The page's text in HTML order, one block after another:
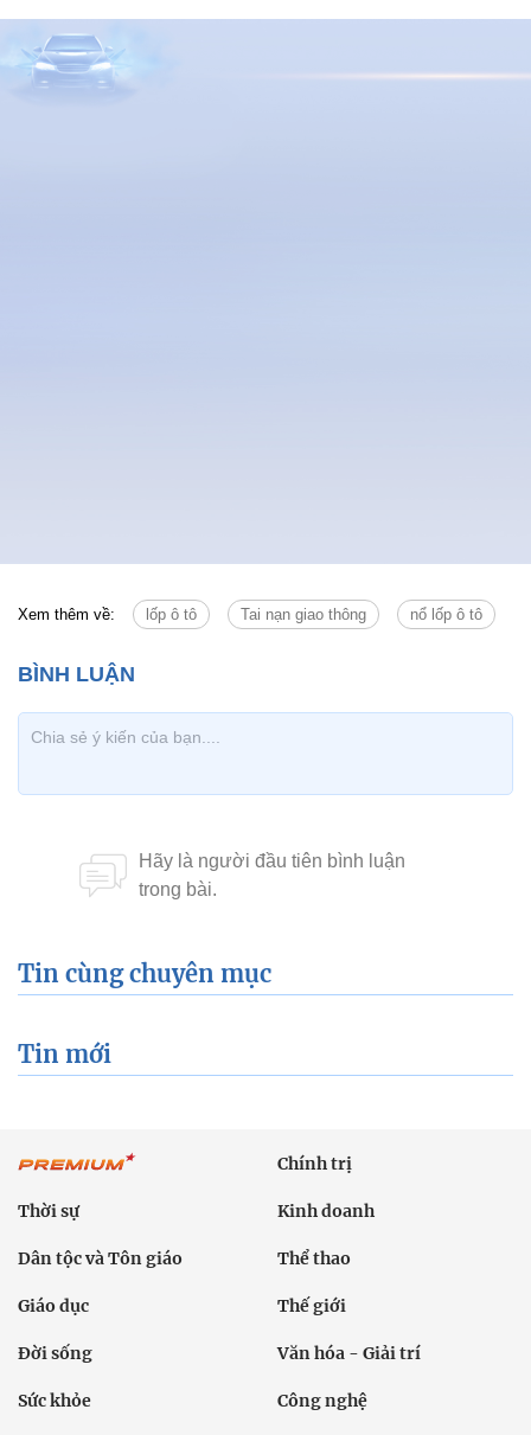
Xem thêm về: lốp ô tô Tai nạn giao thông nổ lốp ô tô
Tin cùng chuyên mục
Tin mới
Chính trị
Thời sự Kinh doanh
Dân tộc và Tôn giáo Thể thao
Giáo dục Thế giới
Đời sống Văn hóa - Giải trí
Sức khỏe Công nghệ